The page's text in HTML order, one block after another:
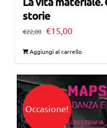
storie
€22,00 Il
era:
€22,00.
€15,00Il
è:
€15,00.
Aggiungi al carrello
Occasione!